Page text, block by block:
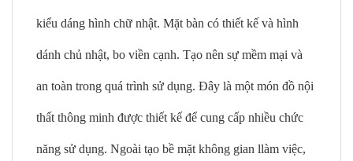
kiểu dáng hình chữ nhật. Mặt bàn có thiết kế và hình
dánh chủ nhật, bo viền cạnh. Tạo nên sự mềm mại và
an toàn trong quá trình sử dụng. Đây là một món đồ nội
thất thông minh được thiết kế để cung cấp nhiều chức
năng sử dụng. Ngoài tạo bề mặt không gian llàm việc,